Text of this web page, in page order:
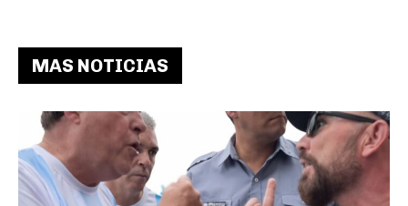
MAS NOTICIAS